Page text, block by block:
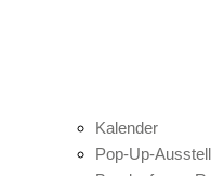
Kalender
Pop-Up-